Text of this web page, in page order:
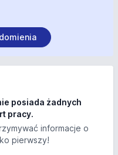
posiada żadnych
pracy.
informacje o
pierwszy!